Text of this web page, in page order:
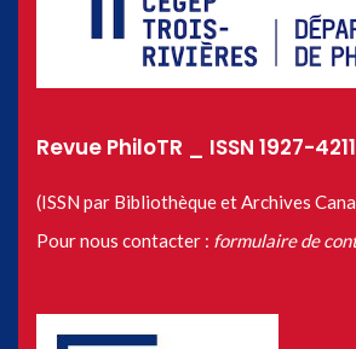
Revue PhiloTR _ ISSN 1927-4211
(ISSN par Bibliothèque et Archives
Pour nous contacter : formulaire de